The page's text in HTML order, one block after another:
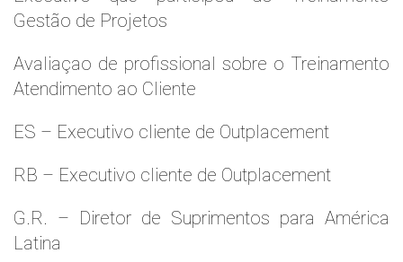
Gestão de Projetos
Avaliaçao de profissional sobre o Treinamento
Atendimento ao Cliente
ES – Executivo cliente de Outplacement
RB – Executivo cliente de Outplacement
G.R. – Diretor de Suprimentos para América
Latina